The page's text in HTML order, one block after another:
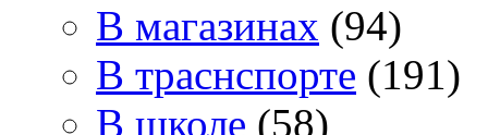
В магазинах (94)
В траснспорте (191)
В школе (58)